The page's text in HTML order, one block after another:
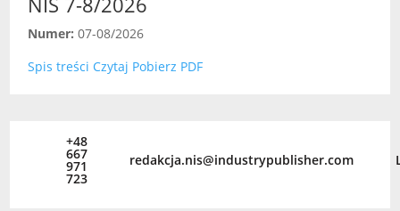
Numer: 07-08/2026
Spis treści Czytaj Pobierz PDF
+48
667
971
723
redakcja.nis@industrypublisher.com